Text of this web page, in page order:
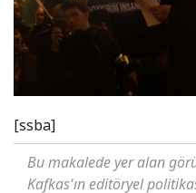
[ssba]
Bu makalede yer alan
Kafkas'ın editöryel